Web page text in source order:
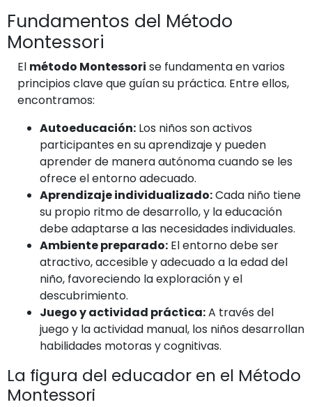
Fundamentos del Método
Montessori
El método Montessori se fundamenta en varios
principios clave que guían su práctica. Entre ellos,
encontramos:
Autoeducación: Los niños son activos
participantes en su aprendizaje y pueden
aprender de manera autónoma cuando se les
ofrece el entorno adecuado.
Aprendizaje individualizado:Cada niño tiene
su propio ritmo de desarrollo, y la educación
debe adaptarse a las necesidades individuales.
Ambiente preparado: El entorno debe ser
atractivo, accesible y adecuado a la edad del
niño, favoreciendo la exploración y el
descubrimiento.
Juego y actividad práctica:A través del
juego y la actividad manual, los niños desarrollan
habilidades motoras y cognitivas.
La figura del educador en el Método
Montessori